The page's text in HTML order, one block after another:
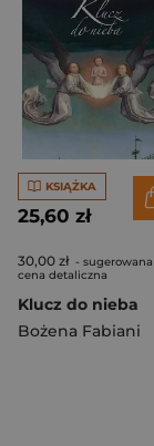
KSIĄŻKA
25,60 zł
30,00 zł - sugerowana
cena detaliczna
Klucz do nieba
Bożena Fabiani